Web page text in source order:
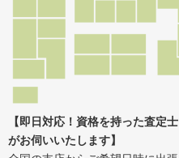
【即日対応！資格を持った査定士
がお伺いいたします】